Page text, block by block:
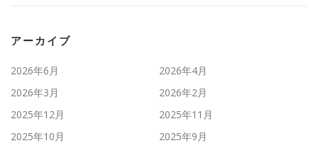
アーカイブ
2026年6月
2026年4月
2026年3月
2026年2月
2025年12月
2025年11月
2025年10月
2025年9月